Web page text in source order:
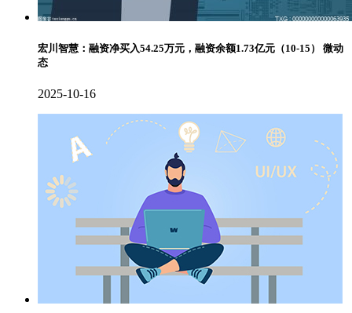
宏川智慧：融资净买入54.25万元，融资余额1.73亿元（10-15） 微动
态
2025-10-16